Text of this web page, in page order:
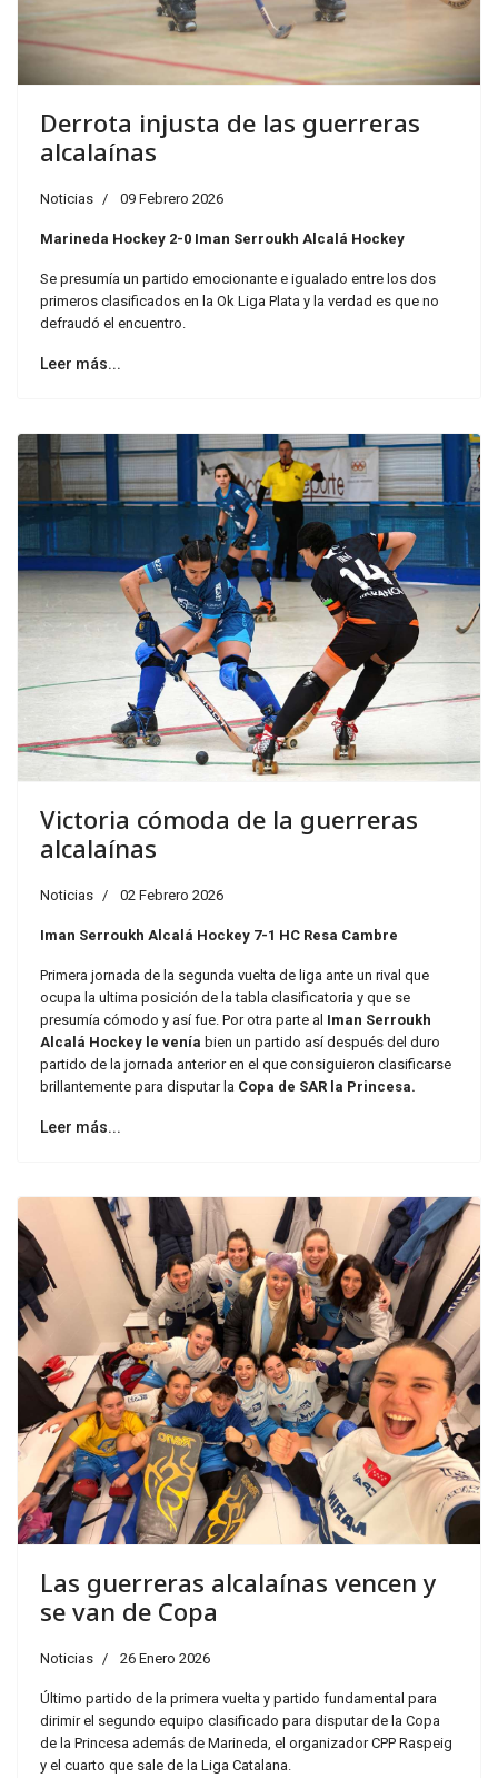
Derrota injusta de las guerreras
alcalaínas
Noticias 09 Febrero 2026
Marineda Hockey 2-0 Iman Serroukh Alcalá Hockey
Se presumía un partido emocionante e igualado entre los dos
primeros clasificados en la Ok Liga Plata y la verdad es que no
defraudó el encuentro.
Leer más...
Victoria cómoda de la guerreras
alcalaínas
Noticias 02 Febrero 2026
Iman Serroukh Alcalá Hockey 7-1 HC Resa Cambre
Primera jornada de la segunda vuelta de liga ante un rival que
ocupa la ultima posición de la tabla clasificatoria y que se
presumía cómodo y así fue. Por otra parte al Iman Serroukh
Alcalá Hockey le venía bien un partido así después del duro
partido de la jornada anterior en el que consiguieron clasificarse
brillantemente para disputar la Copa de SAR la Princesa.
Leer más...
Las guerreras alcalaínas vencen y
se van de Copa
Noticias 26 Enero 2026
Último partido de la primera vuelta y partido fundamental para
dirimir el segundo equipo clasificado para disputar de la Copa
de la Princesa además de Marineda, el organizador CPP Raspeig
y el cuarto que sale de la Liga Catalana.